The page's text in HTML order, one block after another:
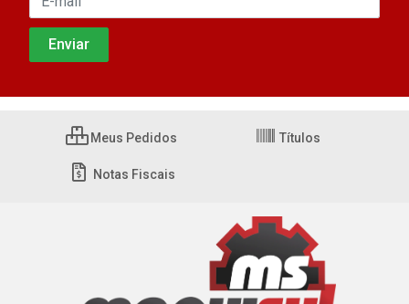
Meus Pedidos Títulos
Notas Fiscais